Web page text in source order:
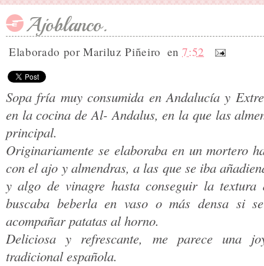
Ajoblanco.
Elaborado porMariluz Piñeiro en7:52
Sopa fría muy consumida en Andalucía y
en la cocina de Al- Andalus, en la que las
principal.
Originariamente se elaboraba en un mortero
con el ajo y almendras, a las que se iba
y algo de vinagre hasta conseguir la textura
buscaba beberla en vaso o más densa si
acompañar patatas al horno.
Deliciosa y refrescante, me parece una
tradicional española.